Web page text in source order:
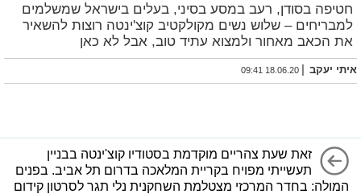
חטיפה בסודן, רעב במסע בסיני, בעלים בישראל שמשלמים
למבריחים – שלוש נשים מקולקטיב קוצ'ינטה רוצות להשאיר
את הכאב מאחור ולמצוא עתיד טוב, אבל לא כאן
איתי יעקב |
18.06.20 09:41
זאת שעת צהריים מוקדמת בסטודיו קוצ'ינטה בבניין
תעשייתי מפויח בקריית המלאכה בדרום תל אביב. בפנים
המולה: בחדר המרכזי מצטלמת השחקנית נלי תגר לסרטון קידום